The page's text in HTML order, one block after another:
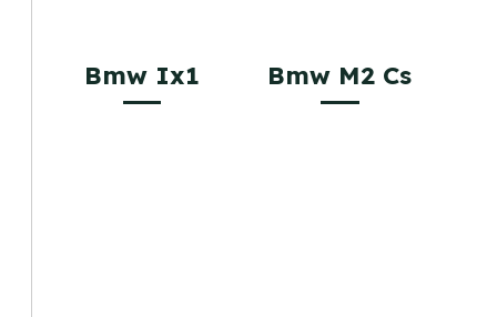
Bmw Ix1 Bmw M2 Cs